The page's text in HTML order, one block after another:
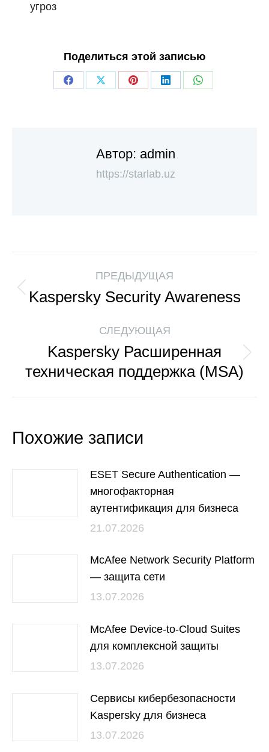
угроз
Поделиться этой записью
Автор: admin
https://starlab.uz
ПРЕДЫДУЩАЯ
Kaspersky Security Awareness
СЛЕДУЮЩАЯ
Kaspersky Расширенная
техническая поддержка (MSA)
Похожие записи
ESET Secure Authentication —
многофакторная
аутентификация для бизнеса
21.07.2026
McAfee Network Security Platform
— защита сети
13.07.2026
McAfee Device-to-Cloud Suites
для комплексной защиты
13.07.2026
Сервисы кибербезопасности
Kaspersky для бизнеса
13.07.2026